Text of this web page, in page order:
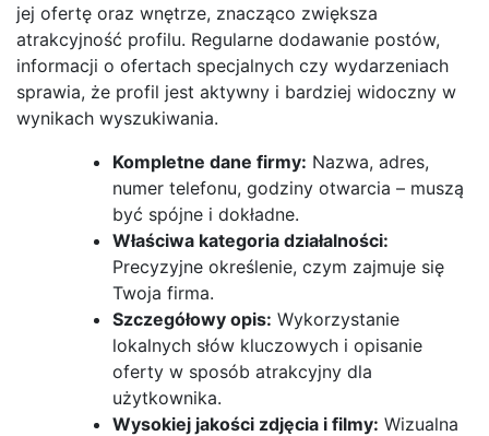
jej ofertę oraz wnętrze, znacząco zwiększa
atrakcyjność profilu. Regularne dodawanie postów,
informacji o ofertach specjalnych czy wydarzeniach
sprawia, że profil jest aktywny i bardziej widoczny w
wynikach wyszukiwania.
Kompletne dane firmy: Nazwa, adres,
numer telefonu, godziny otwarcia – muszą
być spójne i dokładne.
Właściwa kategoria działalności:
Precyzyjne określenie, czym zajmuje się
Twoja firma.
Szczegółowy opis: Wykorzystanie
lokalnych słów kluczowych i opisanie
oferty w sposób atrakcyjny dla
użytkownika.
Wysokiej jakości zdjęcia i filmy: Wizualna